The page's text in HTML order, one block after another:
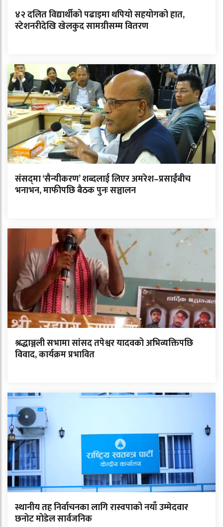
४२ दलित विद्यार्थीको पढाइमा थपियो सहयोगको हात,
स्टेशनरीदेखि खेलकुद सामग्रीसम्म वितरण
संसद्‌मा ‘सैन्यीकरण’ शब्दलाई लिएर अमरेश–प्रसाईंबीच
भनाभन, माफीपछि बैठक पुनः सञ्चालन
श्रद्धाञ्जली सभामा सांसद तपेश्वर यादवको अभिव्यक्तिपछि
विवाद, कार्यक्रम प्रभावित
स्थानीय तह निर्वाचनका लागि रास्वपाको नयाँ उम्मेदवार
छनोट मोडेल सार्वजनिक